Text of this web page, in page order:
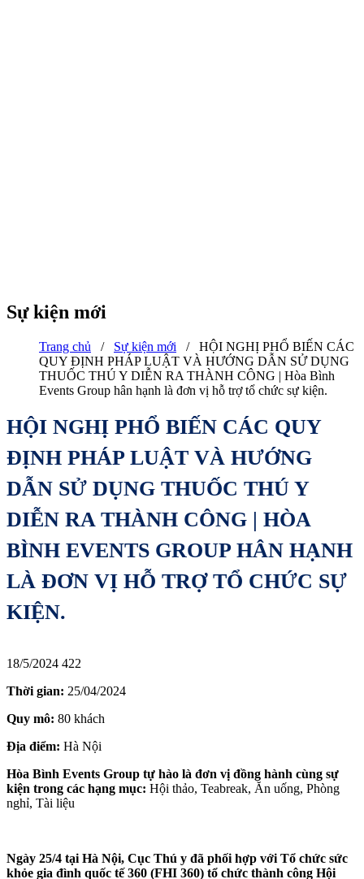
Sự kiện mới
Trang chủ / Sự kiện mới / HỘI NGHỊ PHỔ BIẾN CÁC
QUY ĐỊNH PHÁP LUẬT VÀ HƯỚNG DẪN SỬ DỤNG
THUỐC THÚ Y DIỄN RA THÀNH CÔNG | Hòa Bình
Events Group hân hạnh là đơn vị hỗ trợ tổ chức sự kiện.
HỘI NGHỊ PHỔ BIẾN CÁC QUY
ĐỊNH PHÁP LUẬT VÀ HƯỚNG
DẪN SỬ DỤNG THUỐC THÚ Y
DIỄN RA THÀNH CÔNG | HÒA
BÌNH EVENTS GROUP HÂN HẠNH
LÀ ĐƠN VỊ HỖ TRỢ TỔ CHỨC SỰ
KIỆN.
18/5/2024 422
Thời gian: 25/04/2024
Quy mô: 80 khách
Địa điểm: Hà Nội
Hòa Bình Events Group tự hào là đơn vị đồng hành cùng sự
kiện trong các hạng mục: Hội thảo, Teabreak, Ăn uống, Phòng
nghỉ, Tài liệu
Ngày 25/4 tại Hà Nội, Cục Thú y đã phối hợp với Tổ chức sức
khỏe gia đình quốc tế 360 (FHI 360) tổ chức thành công Hội